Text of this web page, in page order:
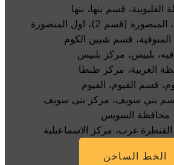
القليوبية، قسم بنها، بنها
(قسم 2)، اول المنصورة
قسم شبين الكوم
بلبيس، مركز بلبيس
الغربية، مركز طنطا
قسم الفيوم، الفيوم
بني سويف، مركز بنى سويف
محافظة السويس
القنطرة غرب، مركز الاسماعيلية
الخط الساخن